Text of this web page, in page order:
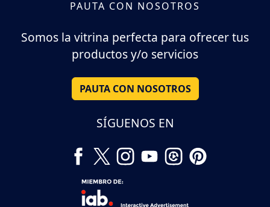
PAUTA CON NOSOTROS
Somos la vitrina perfecta para ofrecer tus
productos y/o servicios
PAUTA CON NOSOTROS
SÍGUENOS EN